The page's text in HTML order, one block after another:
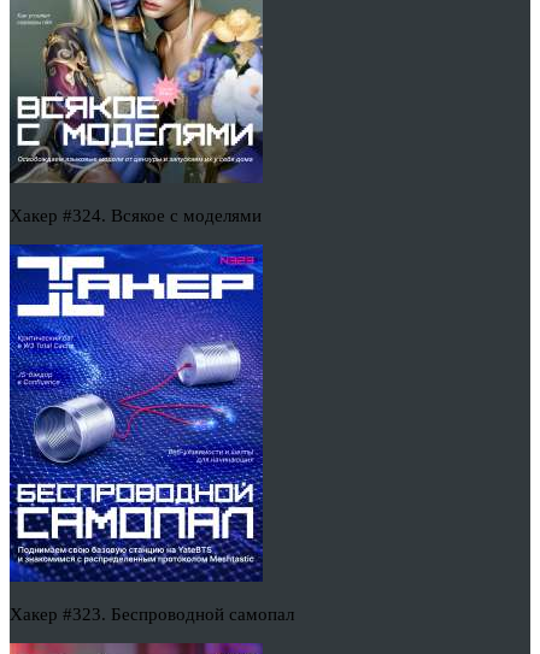
Хакер #324. Всякое с моделями
Хакер #323. Беспроводной самопал